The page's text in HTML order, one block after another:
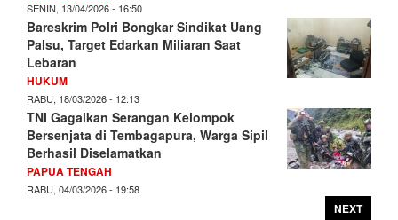
SENIN, 13/04/2026 - 16:50
Bareskrim Polri Bongkar Sindikat Uang
Palsu, Target Edarkan Miliaran Saat
Lebaran
HUKUM
RABU, 18/03/2026 - 12:13
TNI Gagalkan Serangan Kelompok
Bersenjata di Tembagapura, Warga Sipil
Berhasil Diselamatkan
PAPUA TENGAH
RABU, 04/03/2026 - 19:58
NEXT